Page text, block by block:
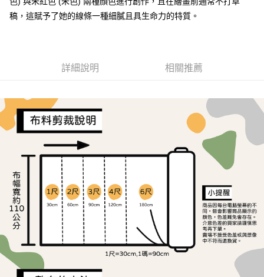
２．便利：只要手機號碼，簡訊認證，即可結帳。
３．安心：先確認商品／服務後，再付款。
２．訂單成立數日內，您將收到繳費通知簡訊。
※ 請注意：結帳手續完成當下不需立刻繳費，但若您需要取消訂單，請聯絡
購買商品的店家。未經商家同意取消之訂單仍視為有效，需透過AFTEE先享
後付繳納相關費用。
※ 交易是否成功請以「AFTEE先享後付 」之結帳頁面顯示為準，若有關於
是否繳費成功／繳費後需取消欲退款等相關疑問，請聯繫「AFTEE先享後付
客戶支援中心」https://netprotections.freshdesk.com/support/home
【注意事項】
１．透過由恩沛科技股份有限公司提供之「AFTEE先享後付」服務完成之交
易，需依本服務之必要範圍內提供個人資料，並將交易相關給付款項請求債
權轉讓予恩沛科技股份有限公司。
２．關於個人資料處理事宜，請瀏覽以下網址：
https://aftee.tw/terms/#terms3
３．未成年的使用者請事先徵得法定代理人或監護人之同意方可使用
「AFTEE先享後付」，若未經同意申辦者引起之損失，本公司不負相關責
４．使用「AFTEE先享後付」時，將依據個別帳號之用戶狀況，依本公司即
全家取貨付款
每筆NT$65，滿NT$1,500(含以上)免運費
宅配
每筆NT$150，滿NT$1,500(含以上)免運費
離島宅配
稿，這賦予了她的線條一種細膩且具生命力的特質。
詳細說明 相關推薦